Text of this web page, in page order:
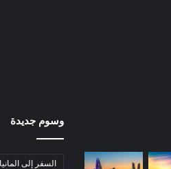
وسوم جديدة
السفر إلى المانيا